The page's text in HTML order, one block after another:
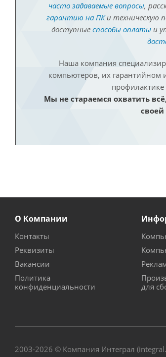
часто задаваемые вопросы,
гарантию на ПКи техническую
доступные способы оплатыи
Наша компания
компьютеров, их гарантийном
Мы не стараемся охватить
своей
О Компании
Контакты
Реквизиты
Вакансии
Политика
конфиденциальности
для
2003-2026 © Компания Интеграл